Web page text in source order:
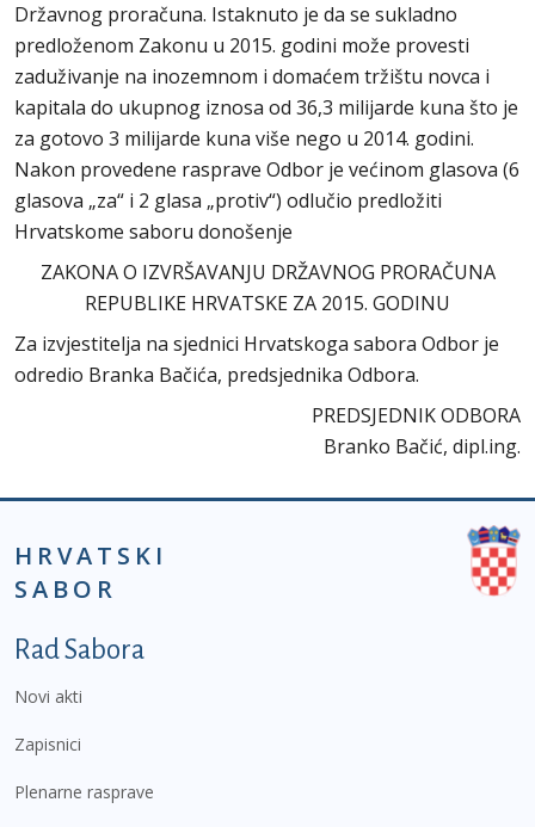
Državnog proračuna. Istaknuto je da se sukladno
predloženom Zakonu u 2015. godini može provesti
zaduživanje na inozemnom i domaćem tržištu novca i
kapitala do ukupnog iznosa od 36,3 milijarde kuna što je
za gotovo 3 milijarde kuna više nego u 2014. godini.
Nakon provedene rasprave Odbor je većinom glasova (6
glasova „za“ i 2 glasa „protiv“) odlučio predložiti
Hrvatskome saboru donošenje
ZAKONA O IZVRŠAVANJU DRŽAVNOG PRORAČUNA
REPUBLIKE HRVATSKE ZA 2015. GODINU
Za izvjestitelja na sjednici Hrvatskoga sabora Odbor je
odredio Branka Bačića, predsjednika Odbora.
PREDSJEDNIK ODBORA
Branko Bačić, dipl.ing.
HRVATSKI
SABOR
Podnožje prvi izbornik
Rad Sabora
Novi akti
Zapisnici
Plenarne rasprave